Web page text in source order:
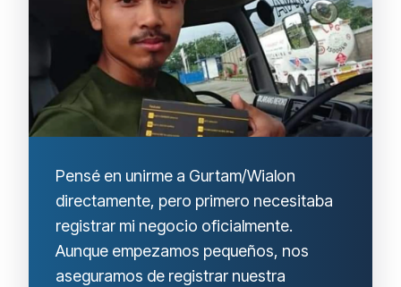
Pensé en unirme a Gurtam/Wialon
directamente, pero primero necesitaba
registrar mi negocio oficialmente.
Aunque empezamos pequeños, nos
aseguramos de registrar nuestra